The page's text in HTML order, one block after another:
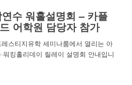
수 워홀설명회 – 카플
어학원 담당자 참가
스티지유학 세미나룸에서 열리는 아
워킹홀리데이 릴레이 설명회 안내입니